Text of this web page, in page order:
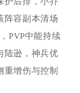
阵容副本清场
PVP中能持续
陆逊，神兵优
重增伤与控制